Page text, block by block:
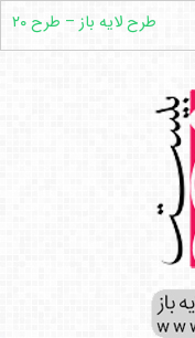
طرح لایه باز – طرح ۲۰